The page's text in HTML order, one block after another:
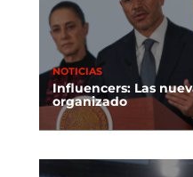
NOTICIAS
Influencers: Las
organizado